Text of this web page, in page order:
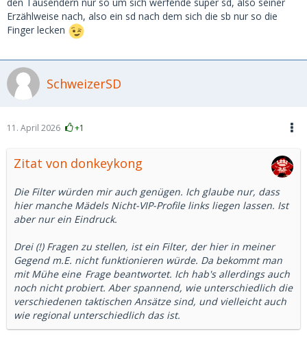
Erzählweise nach, also ein sd nach dem sich die sb nur so die
Finger lecken
SchweizerSD
11. April 2026 +1
Zitat von donkeykong
Die Filter würden mir auch genügen. Ich glaube nur, dass
hier manche Mädels Nicht-VIP-Profile links liegen lassen. Ist
aber nur ein Eindruck.
Drei (!) Fragen zu stellen, ist ein Filter, der hier in meiner
Gegend m.E. nicht funktionieren würde. Da bekommt man
mit Mühe eine Frage beantwortet. Ich hab's allerdings auch
noch nicht probiert. Aber spannend, wie unterschiedlich die
verschiedenen taktischen Ansätze sind, und vielleicht auch
wie regional unterschiedlich das ist.